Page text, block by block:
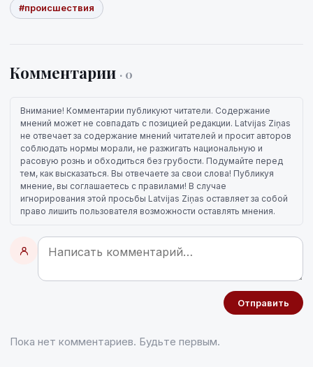
#происшествия
Комментарии · 0
Внимание! Комментарии публикуют читатели. Содержание
мнений может не совпадать с позицией редакции. Latvijas Ziņas
не отвечает за содержание мнений читателей и просит авторов
соблюдать нормы морали, не разжигать национальную и
расовую рознь и обходиться без грубости. Подумайте перед
тем, как высказаться. Вы отвечаете за свои слова! Публикуя
мнение, вы соглашаетесь с правилами! В случае
игнорирования этой просьбы Latvijas Ziņas оставляет за собой
право лишить пользователя возможности оставлять мнения.
Отправить
Пока нет комментариев. Будьте первым.